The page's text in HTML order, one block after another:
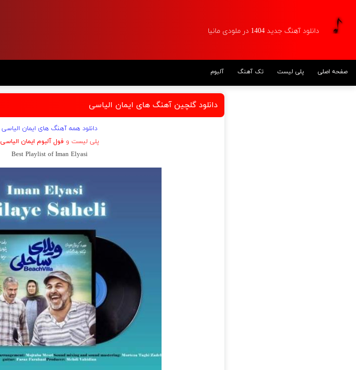
دانلود آهنگ جدید 1404 در ملودی مانیا
صفحه اصلی پلی لیست تک آهنگ آلبوم
دانلود گلچین آهنگ های ایمان الیاسی
دانلود همه آهنگ های ایمان الیاسی
پلی لیست و فول آلبوم ایمان الیاسی
Best Playlist of Iman Elyasi